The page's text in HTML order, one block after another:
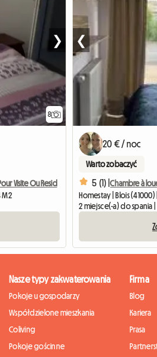
8
❯
Visite Ou Resid
M2
❮
20 € / noc
Warto zobaczyć
5 (1) |Chambre à
Homestay | Blois
2 miejsce(-a) do spania
Nasze typy zakwaterowania
Pokoje u gospodarzy
Współdzielone mieszkania
Coliving
Pokoje gościnne
Firma
Blog
Kariera
Prasa